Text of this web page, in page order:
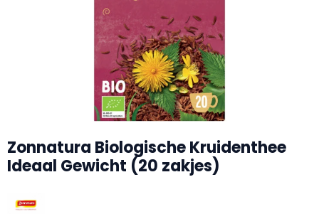
Zonnatura Biologische Kruidenthee
Ideaal Gewicht (20 zakjes)